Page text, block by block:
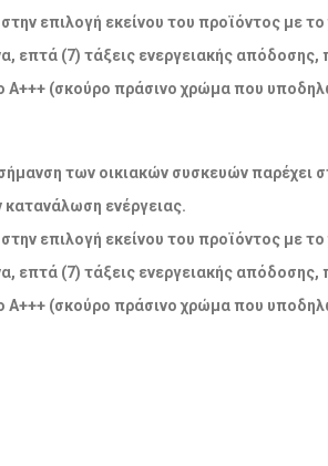
επιλογή εκείνου του προϊόντος με
επτά (7) τάξεις ενεργειακής
(σκούρο πράσινο χρώμα που
των οικιακών συσκευών παρέχει
κατανάλωση ενέργειας.
επιλογή εκείνου του προϊόντος με
επτά (7) τάξεις ενεργειακής
(σκούρο πράσινο χρώμα που